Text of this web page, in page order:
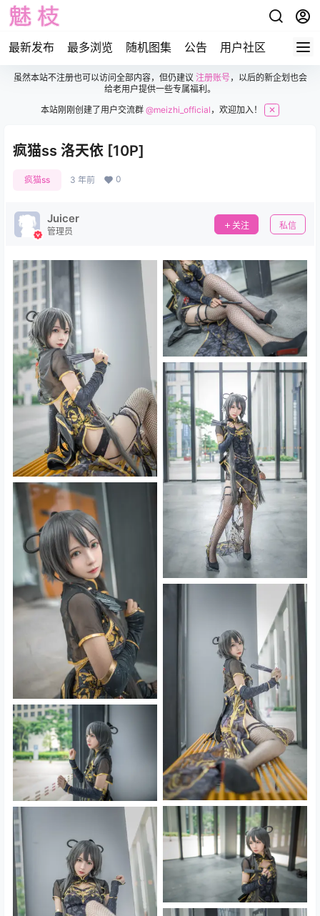
最新发布 最多浏览 随机图集 公告 用户社区
虽然本站不注册也可以访问全部内容，但仍建议 注册账号，以后的新企划也会
给老用户提供一些专属福利。
本站刚刚创建了用户交流群@meizhi_official ，欢迎加入！ ✕
疯猫ss 洛天依 [10P]
疯猫ss 3 年前 0
Juicer
管理员
关注 私信